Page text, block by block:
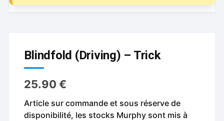
Blindfold (Driving) – Trick
25.90€
Article sur commande et sous réserve de
disponibilité, les stocks Murphy sont mis à